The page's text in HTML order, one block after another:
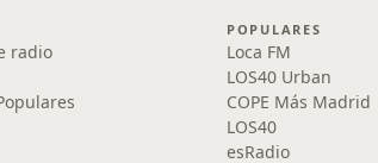
radio
POPULARES
Loca FM
LOS40 Urban
COPE Más Madrid
LOS40
esRadio